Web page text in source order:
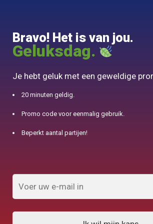
10% aangeboden voor 50€ aankopen
Bravo! Het is van jou.
Geluksdag.
Je hebt geluk met een geweldige
20 minuten geldig.
Promo code voor eenmalig gebruik.
Beperkt aantal partijen!